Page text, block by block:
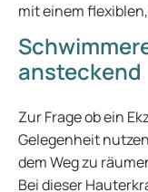
mit einem
ansteckend
Zur Frage ob ein
Gelegenheit
dem Weg zu
Bei dieser